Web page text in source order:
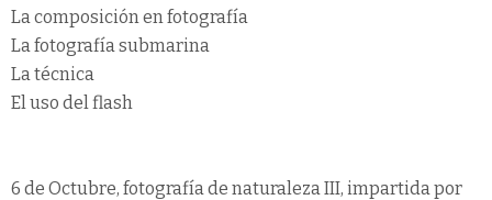
La composición en fotografía
La fotografía submarina
La técnica
El uso del flash
6 de Octubre, fotografía de naturaleza III, impartida por